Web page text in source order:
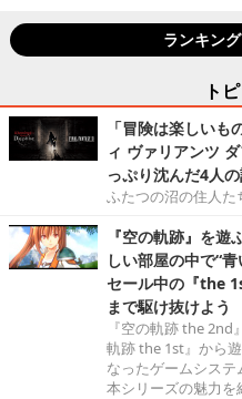
ランキン
ト
「冒険は楽しい
ィ ヴァリアンツ
っぷり沈んだ4人
ふたつの沼の住人た
『空の軌跡』を
しい部屋の中で“
セール中の『the
まで駆け抜けよう
『空の軌跡 the
軌跡 the 1st』から
なったゲームシス
本シリーズの魅力を